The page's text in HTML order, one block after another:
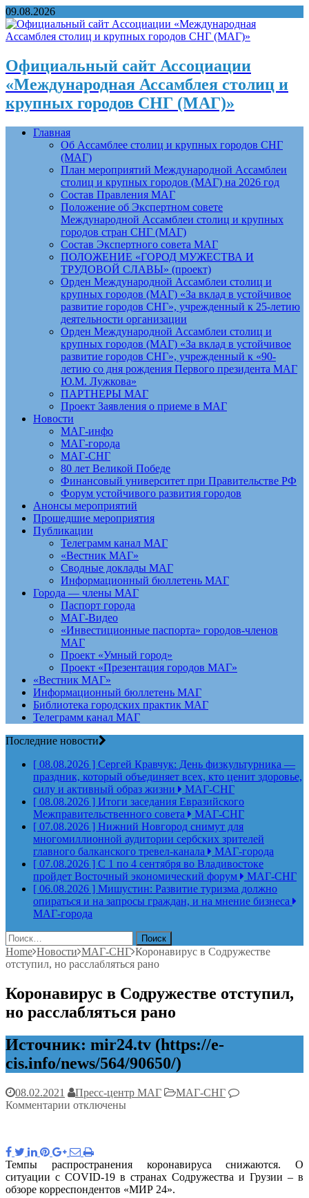
09.08.2026
Официальный сайт Ассоциации
«Международная Ассамблея столиц и
крупных городов СНГ (МАГ)»
Главная
Об Ассамблее столиц и крупных городов СНГ
(МАГ)
План мероприятий Международной Ассамблеи
столиц и крупных городов (МАГ) на 2026 год
Состав Правления МАГ
Положение об Экспертном совете
Международной Ассамблеи столиц и крупных
городов стран СНГ (МАГ)
Состав Экспертного совета МАГ
ПОЛОЖЕНИЕ «ГОРОД МУЖЕСТВА И
ТРУДОВОЙ СЛАВЫ» (проект)
Орден Международной Ассамблеи столиц и
крупных городов (МАГ) «За вклад в устойчивое
развитие городов СНГ», учрежденный к 25-летию
деятельности организации
Орден Международной Ассамблеи столиц и
крупных городов (МАГ) «За вклад в устойчивое
развитие городов СНГ», учрежденный к «90-
летию со дня рождения Первого президента МАГ
Ю.М. Лужкова»
ПАРТНЕРЫ МАГ
Проект Заявления о приеме в МАГ
Новости
МАГ-инфо
МАГ-города
МАГ-СНГ
80 лет Великой Победе
Финансовый университет при Правительстве РФ
Форум устойчивого развития городов
Анонсы мероприятий
Прошедшие мероприятия
Публикации
Телеграмм канал МАГ
«Вестник МАГ»
Сводные доклады МАГ
Информационный бюллетень МАГ
Города — члены МАГ
Паспорт города
МАГ-Видео
«Инвестиционные паспорта» городов-членов
МАГ
Проект «Умный город»
Проект «Презентация городов МАГ»
«Вестник МАГ»
Информационный бюллетень МАГ
Библиотека городских практик МАГ
Телеграмм канал МАГ
Последние новости
[ 08.08.2026 ] Сергей Кравчук: День физкультурника —
праздник, который объединяет всех, кто ценит здоровье,
силу и активный образ жизни
МАГ-СНГ
[ 08.08.2026 ] Итоги заседания Евразийского
Межправительственного совета
МАГ-СНГ
[ 07.08.2026 ] Нижний Новгород снимут для
многомиллионной аудитории сербских зрителей
главного балканского тревел-канала
МАГ-города
[ 07.08.2026 ] С 1 по 4 сентября во Владивостоке
пройдет Восточный экономический форум
МАГ-СНГ
[ 06.08.2026 ] Мишустин: Развитие туризма должно
опираться и на запросы граждан, и на мнение бизнеса
МАГ-города
Найти:
Home Новости МАГ-СНГ Коронавирус в Содружестве
отступил, но расслабляться рано
Коронавирус в Содружестве отступил,
но расслабляться рано
Источник: mir24.tv (https://e-
cis.info/news/564/90650/)
08.02.2021 Пресс-центр МАГ
МАГ-СНГ
Комментарии к
Содружестве
отступил,
но
расслабляться
отключены
Темпы распространения коронавируса снижаются. О
ситуации с COVID-19 в странах Содружества и Грузии – в
обзоре корреспондентов «МИР 24».